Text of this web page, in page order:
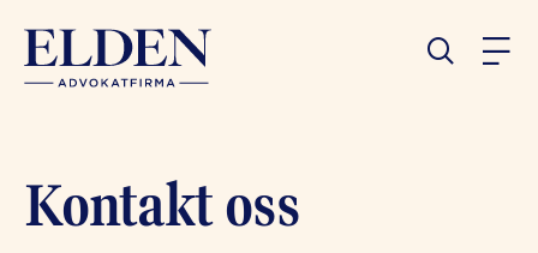
Kontakt oss